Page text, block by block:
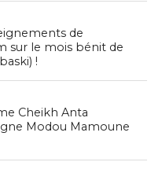
de
sur le mois bénit de
!
Cheikh Anta
Modou Mamoune